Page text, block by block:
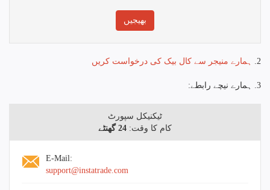
2. ہمارے منیجر سے کال بیک کی درخواست کریں
3. ہمارے نیچے رابطے:
ٹیکنیکل سپورٹ
کام کا وقت: 24 گھنٹے
E-Mail:
support@instatrade.com